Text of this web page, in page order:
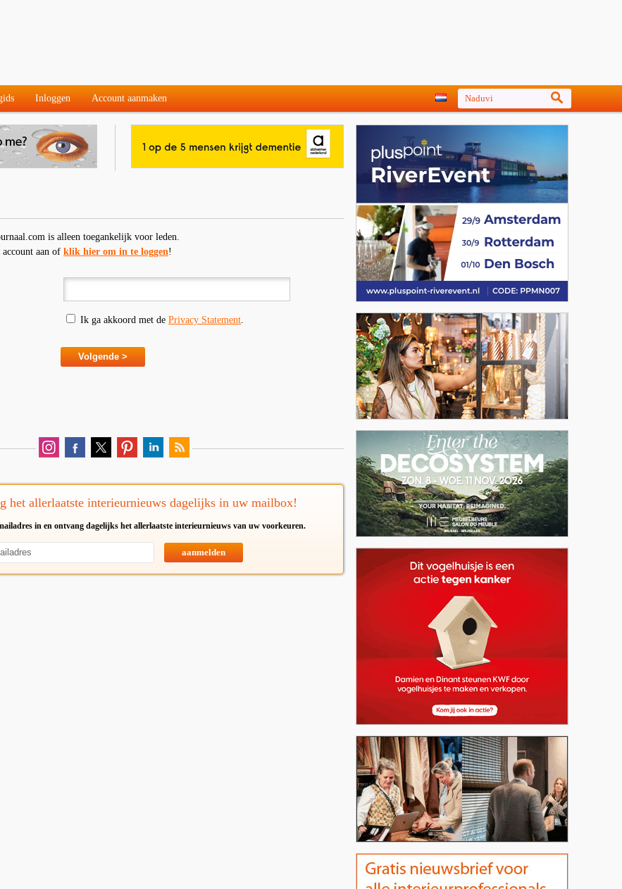
Inloggen Account aanmaken
is alleen toegankelijk voor leden.
account aan of klik hier om in te loggen!
Ik ga akkoord met de Privacy Statement.
het allerlaatste interieurnieuws dagelijks in uw mailbox!
in en ontvang dagelijks het allerlaatste interieurnieuws van uw voorkeuren.
aanmelden